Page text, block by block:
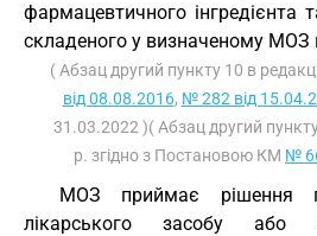
фармацевтичного інгредієнта
складеного у визначеному МОЗ
( Абзац другий пункту 10 в
від 08.08.2016, № 282 від
31.03.2022 )( Абзац другий
р. згідно з Постановою КМ №
МОЗ приймає рішення
лікарського засобу